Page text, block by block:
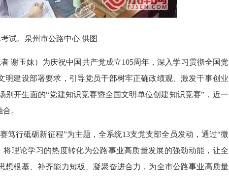
试。泉州市公路中心 供图
谢玉妹）为庆祝中国共产党成立105周年，深入学习贯彻全国党
明建设部署要求，引导党员干部树牢正确政绩观、激发干事创业
别开生面的“党建知识竞赛暨全国文明单位创建知识竞赛”，近一
。
笃行砥砺新征程”为主题，全系统13支党支部全员发动，通过“微
理论学习的热度转化为公路事业高质量发展的强劲动能，让全
想根基、补齐能力短板、凝聚奋进合力，为全市公路事业高质量